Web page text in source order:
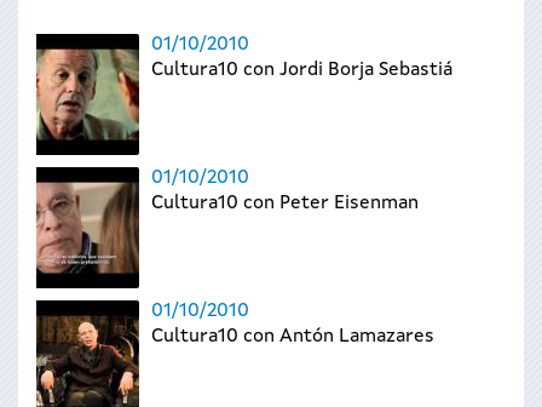
01/10/2010
Cultura10 con Jordi Borja Sebastiá
01/10/2010
Cultura10 con Peter Eisenman
01/10/2010
Cultura10 con Antón Lamazares